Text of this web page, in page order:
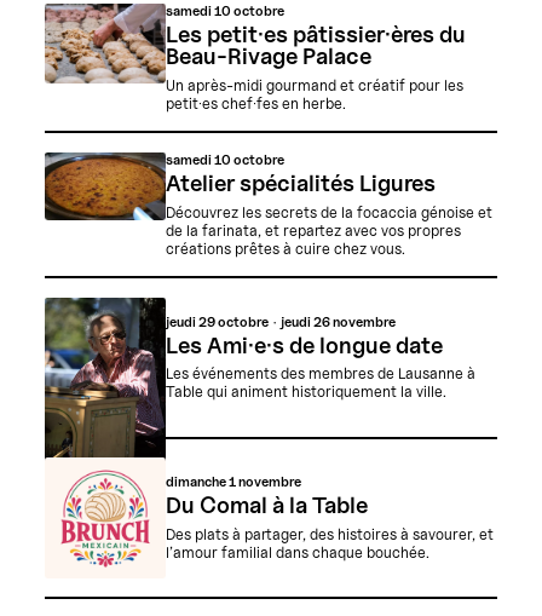
samedi10 octobre
Les petit·es pâtissier·ères du
Beau-Rivage Palace
Un après-midi gourmand et créatif pour les
petit·es chef·fes en herbe.
samedi10 octobre
Atelier spécialités Ligures
Découvrez les secrets de la focaccia génoise et
de la farinata, et repartez avec vos propres
créations prêtes à cuire chez vous.
jeudi29 octobre jeudi26 novembre
Les Ami·e·s de longue date
Les événements des membres de Lausanne à
Table qui animent historiquement la ville.
dimanche1 novembre
Du Comal à la Table
Des plats à partager, des histoires à savourer, et
l’amour familial dans chaque bouchée.